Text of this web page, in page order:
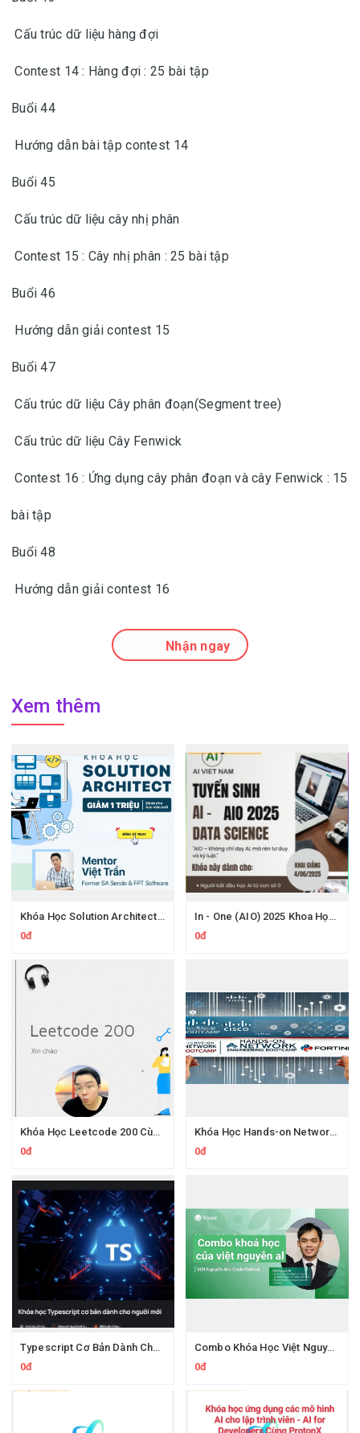
Cấu trúc dữ liệu hàng đợi
Contest 14 : Hàng đợi : 25 bài tập
Buổi 44
Hướng dẫn bài tập contest 14
Buổi 45
Cấu trúc dữ liệu cây nhị phân
Contest 15 : Cây nhị phân : 25 bài tập
Buổi 46
Hướng dẫn giải contest 15
Buổi 47
Cấu trúc dữ liệu Cây phân đoạn(Segment tree)
Cấu trúc dữ liệu Cây Fenwick
Contest 16 : Ứng dụng cây phân đoạn và cây Fenwick : 15
bài tập
Buổi 48
Hướng dẫn giải contest 16
Nhận ngay
Xem thêm
Khóa Học Solution Architect 200Lab – Thiết Kế Hệ Thống Microservices & System Design
0đ
In - One (AIO) 2025 Khoa Học Dữ Liệu Và Trí Tuệ Nhân Tạo Mới Nhất
0đ
Khóa Học Leetcode 200 Cùng Protonx Luyện thuật toán với chuyên gia
0đ
Khóa Học Hands-on Network Engineering CCNA Thực Chiến Kỹ Sư Mạng
0đ
Typescript Cơ Bản Dành Cho Người Mới Cùng Evondev
0đ
Combo Khóa Học Việt Nguyễn AI
0đ